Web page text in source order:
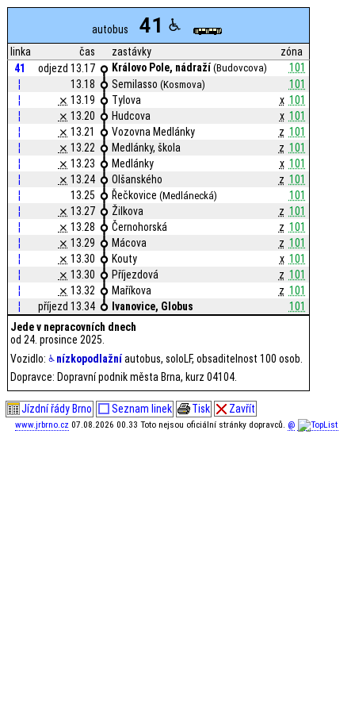
autobus 41
linka čas zastávky
zóna
41
odjezd 13.17 Královo Pole, nádraží (Budovcova)
101
¦
13.18 Semilasso(Kosmova)
101
¦
⨯ 13.19 Tylova x 101
¦
⨯ 13.20 Hudcova x 101
¦
⨯ 13.21 Vozovna Medlánky z 101
¦
⨯ 13.22 Medlánky, škola z 101
¦
⨯ 13.23 Medlánky x 101
¦
⨯ 13.24 Olšanského z 101
¦
13.25 Řečkovice(Medlánecká)
101
¦
⨯ 13.27 Žilkova z 101
¦
⨯ 13.28 Černohorská z 101
¦
⨯ 13.29 Mácova z 101
¦
⨯ 13.30 Kouty x 101
¦
⨯ 13.30 Příjezdová z 101
¦
⨯ 13.32 Maříkova z 101
¦
příjezd 13.34 Ivanovice, Globus
101
Jede v nepracovních dnech
od 24. prosince 2025.
Vozidlo: nízkopodlažníautobus, soloLF, obsaditelnost 100 osob.
Dopravce: Dopravní podnik města Brna, kurz 04104.
Jízdní řády Brno Seznam linek Tisk Zavřít
www.jrbrno.cz 07.08.2026 00.33 Toto nejsou oficiální stránky dopravců. @